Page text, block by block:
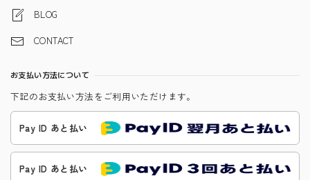
BLOG
CONTACT
お支払い方法について
下記のお支払い方法をご利用いただけます。
Pay ID あと払い
Pay ID あと払い